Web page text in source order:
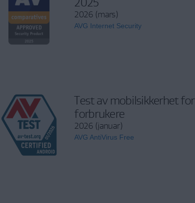
2026 (mars)
AVG Internet Security
Test av mobilsikkerhet for
forbrukere
2026 (januar)
AVG AntiVirus Free